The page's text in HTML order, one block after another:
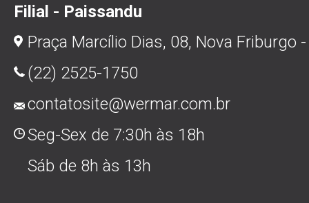
Filial - Paissandu
Praça Marcílio Dias, 08, Nova Friburgo
(22) 2525-1750
contatosite@wermar.com.br
Seg-Sex de 7:30h às 18h
Sáb de 8h às 13h